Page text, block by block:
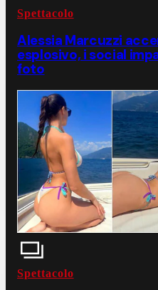
Spettacolo
Alessia Marcuzzi
esplosivo, i social
foto
Spettacolo